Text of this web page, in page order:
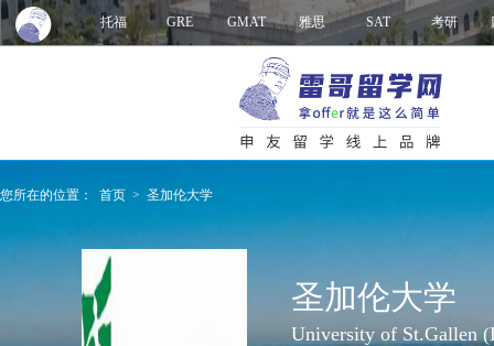
托福 GRE GMAT 雅思 SAT 考研
您所在的位置： 首页 > 圣加伦大学
圣加伦大学
University of St.Gallen